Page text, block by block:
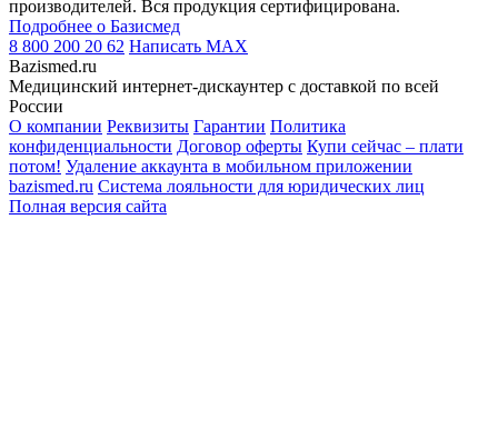
производителей. Вся продукция сертифицирована.
Подробнее о Базисмед
8 800 200 20 62 Написать MAX
Bazismed.ru
Медицинский интернет-дискаунтер с доставкой по всей
России
О компании Реквизиты Гарантии Политика
конфиденциальности Договор оферты Купи сейчас – плати
потом! Удаление аккаунта в мобильном приложении
bazismed.ru Система лояльности для юридических лиц
Полная версия сайта